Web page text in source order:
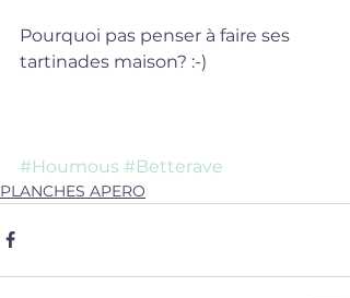
Pourquoi pas penser à faire ses
tartinades maison? :-)
#Houmous #Betterave
PLANCHES APERO